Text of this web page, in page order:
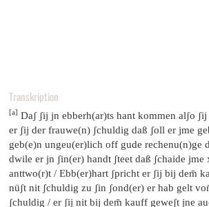
Transkription
[a] Daʃ ʃij jn ebberh(ar)ts hant kommen alʃo
er ʃij der frauwe(n) ʃchuldig daß ʃoll er jme
geb(e)n ungeu(er)lich off gude
dwile er jn ʃin(er) handt ʃteet daß ʃchaide
anttwo(r)t / Ebb(er)hart ʃpricht er ʃij bij dem̄
nüʃt nit ʃchuldig zu ʃin ʃond(er) er hab gelt
ʃchuldig / er ʃij nit bij dem̄ kauff geweʃt jne